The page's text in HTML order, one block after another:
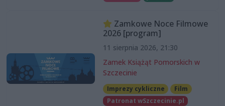
Zamkowe Noce Filmowe
2026 [program]
11 sierpnia 2026, 21:30
Zamek Książąt Pomorskich w
Szczecinie
Imprezy cykliczne
Film
Patronat wSzczecinie.pl